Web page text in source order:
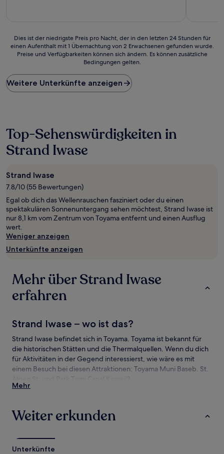
Dies
ist
Preis
pro
Nacht,
letzten
24 Stunden
für
einen
mit
1 Übernachtung
von
2 Erwachsenen
gefunden
wurde.
Preise
und
Verfügbarkeiten
können
ändern.
können
zusätzliche
Dies ist der niedrigste Preis pro Nacht, der in den letzten 24 Stunden für
einen Aufenthalt mit 1 Übernachtung von 2 Erwachsenen gefunden wurde.
Preise und Verfügbarkeiten können sich ändern. Es können zusätzliche
Bedingungen gelten.
Weitere Unterkünfte anzeigen
Top-Sehenswürdigkeiten in
Strand Iwase
Strand Iwase
7.8/10 (55 Bewertungen)
Egal ob dich das Wellenrauschen fasziniert oder du einen
spektakulären Sonnenuntergang sehen möchtest, Strand Iwase ist
nur 8,1 km vom Zentrum von Toyama entfernt und einen Ausflug
wert.
Weniger anzeigen
Unterkünfte anzeigen
Mehr über Strand Iwase
erfahren
Strand Iwase – wo ist das?
Strand Iwase befindet sich in Toyama. Toyama ist bekannt für
die historischen Stätten und die Thermalquellen. Wenn du dich
für Aktivitäten in der Gegend interessierst, wie wäre es mit
einem Besuch bei diesen Attraktionen: Toyama Muni Baseb. St.
Strand Iwase
Toyama Muni Baseb. St. Alpen St.
Mehr
Weiter erkunden
Unterkünfte